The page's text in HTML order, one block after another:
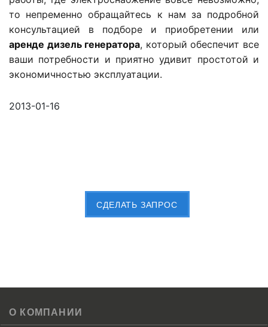
то непременно обращайтесь к нам за подробной
консультацией в подборе и приобретении или
аренде дизель генератора, который обеспечит все
ваши потребности и приятно удивит простотой и
экономичностью эксплуатации.
2013-01-16
CДЕЛАТЬ ЗАПРОС
О КОМПАНИИ